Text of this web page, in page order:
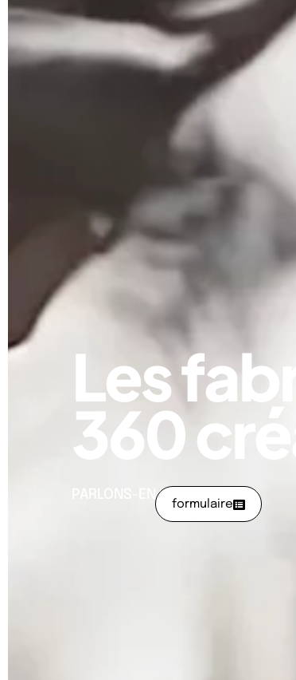
Les
360
PARLONS-EN :
formulaire